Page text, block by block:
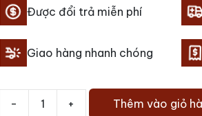
Được đổi trả miễn phí
Giao hàng nhanh chóng
- + Thêm vào giỏ